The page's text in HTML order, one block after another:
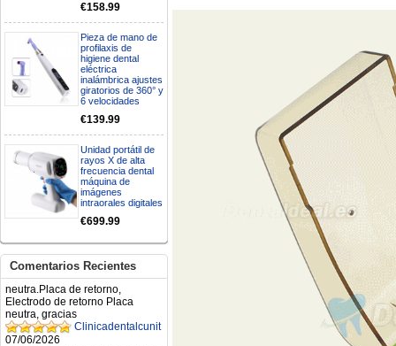
€158.99
Pieza de mano de
profilaxis de
higiene dental
eléctrica
inalámbrica ajustes
giratorios de 360° y
6 velocidades
€139.99
Unidad portátil de
rayos X de alta
frecuencia dental
máquina de
imágenes
intraorales digitales
€699.99
Comentarios Recientes
produto - Motor eléctrico dental
inalámbrico IPR pieza de mano
ortodoncia y pulido 2 en 1.
Rita
29/07/2026
Mi formulario de pedido: S /
N.2026060712980804 ,
BUENOS DIAS CUANDO
RECIBIRE MI PEDIDO,
GRACIAS
clinicadentalcunit
11/06/2026
Hola buenos días respecto al
Artículo. DDE0032580
tiene una "toma a tierra" lo que
va conectado al paciente, placa
neutra.Placa de retorno,
Electrodo de retorno Placa
neutra, gracias
Clinicadentalcunit
07/06/2026